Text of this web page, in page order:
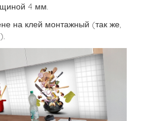
4 мм.
на клей монтажный (так же,